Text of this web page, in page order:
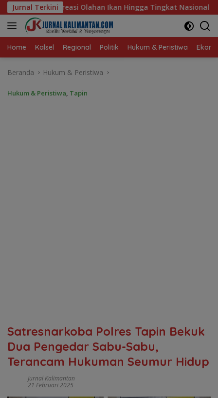
Langsung
ke
konten
Jurnal Terkini
Tingkat Nasional Pada Lomba Masak Serba Ikan
Home Kalsel Regional Politik Hukum & Peristiwa
Beranda Hukum & Peristiwa
Hukum & Peristiwa, Tapin
Satresnarkoba Polres Tapin Bekuk
Dua Pengedar Sabu-Sabu,
Terancam Hukuman Seumur Hidup
Jurnal Kalimantan
21 Februari 2025